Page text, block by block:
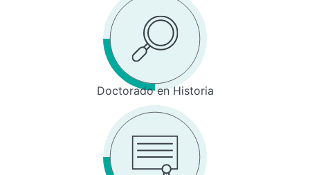
Doctorado en Historia